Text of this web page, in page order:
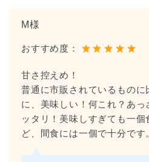
M様
おすすめ度：
甘さ控えめ！
普通に市販されているもの
に、美味しい！何これ？あ
ッタリ！美味しすぎても一
ど、間食には一個で十分で